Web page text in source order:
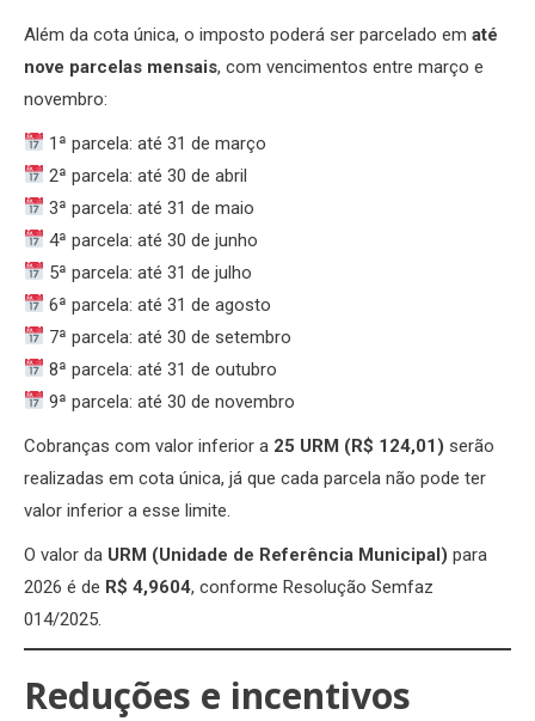
Além da cota única, o imposto poderá ser parcelado em até
nove parcelas mensais, com vencimentos entre março e
novembro:
1ª parcela: até 31 de março
2ª parcela: até 30 de abril
3ª parcela: até 31 de maio
4ª parcela: até 30 de junho
5ª parcela: até 31 de julho
6ª parcela: até 31 de agosto
7ª parcela: até 30 de setembro
8ª parcela: até 31 de outubro
9ª parcela: até 30 de novembro
Cobranças com valor inferior a 25 URM (R$ 124,01) serão
realizadas em cota única, já que cada parcela não pode ter
valor inferior a esse limite.
O valor da URM (Unidade de Referência Municipal) para
2026 é de R$ 4,9604, conforme Resolução Semfaz
014/2025.
Reduções e incentivos